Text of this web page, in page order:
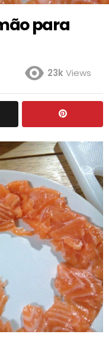
para
23kViews